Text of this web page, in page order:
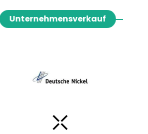
Unternehmensverkauf